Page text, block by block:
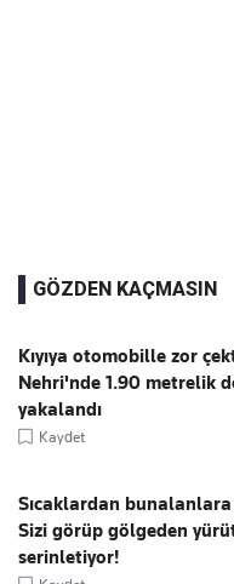
GÖZDEN KAÇMASIN
Kıyıya otomobille zor
Nehri'nde 1.90 metrelik
yakalandı
Kaydet
Sıcaklardan
Sizi görüp gölgeden
serinletiyor!